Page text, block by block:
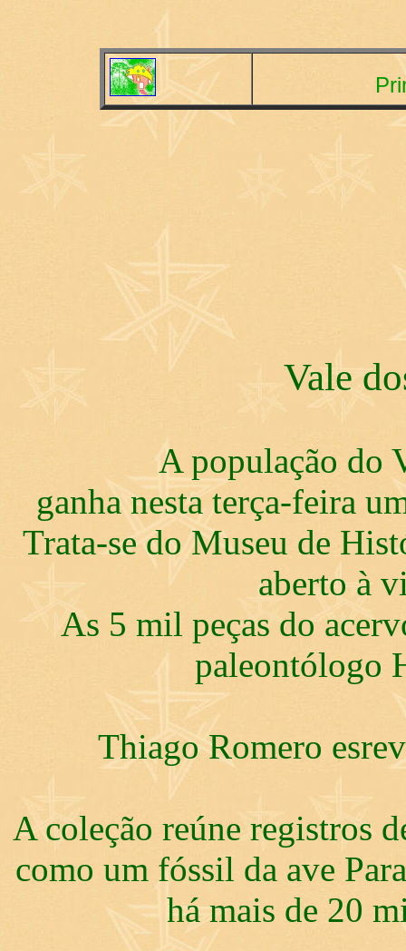
Vale
A população do
ganha nesta terça-feira
Trata-se do Museu de
aberto à
As 5 mil peças do
paleontólogo
Thiago Romero
A coleção reúne registros
como um fóssil da ave
há mais de 20